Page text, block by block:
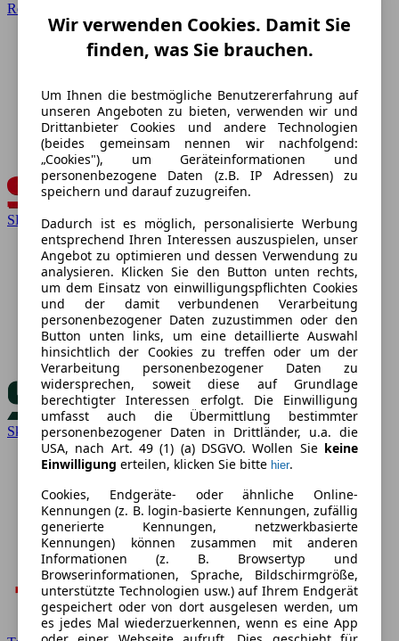
Renault
SEAT
Skoda
Wir verwenden Cookies. Damit Sie
finden, was Sie brauchen.
Um Ihnen die bestmögliche Benutzererfahrung auf
unseren Angeboten zu bieten, verwenden wir und
Drittanbieter Cookies und andere Technologien
(beides gemeinsam nennen wir nachfolgend:
„Cookies"), um Geräteinformationen und
personenbezogene Daten (z.B. IP Adressen) zu
speichern und darauf zuzugreifen.
Dadurch ist es möglich, personalisierte Werbung
entsprechend Ihren Interessen auszuspielen, unser
Angebot zu optimieren und dessen Verwendung zu
analysieren. Klicken Sie den Button unten rechts,
um dem Einsatz von einwilligungspflichten Cookies
und der damit verbundenen Verarbeitung
personenbezogener Daten zuzustimmen oder den
Button unten links, um eine detaillierte Auswahl
hinsichtlich der Cookies zu treffen oder um der
Verarbeitung personenbezogener Daten zu
widersprechen, soweit diese auf Grundlage
berechtigter Interessen erfolgt. Die Einwilligung
umfasst auch die Übermittlung bestimmter
personenbezogener Daten in Drittländer, u.a. die
USA, nach Art. 49 (1) (a) DSGVO. Wollen Sie keine
Einwilligung erteilen, klicken Sie bitte hier.
Cookies, Endgeräte- oder ähnliche Online-
Kennungen (z. B. login-basierte Kennungen, zufällig
generierte Kennungen, netzwerkbasierte
Kennungen) können zusammen mit anderen
Informationen (z. B. Browsertyp und
Browserinformationen, Sprache, Bildschirmgröße,
unterstützte Technologien usw.) auf Ihrem Endgerät
gespeichert oder von dort ausgelesen werden, um
es jedes Mal wiederzuerkennen, wenn es eine App